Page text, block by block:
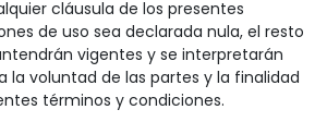
cláusula de los presentes
de uso sea declarada nula, el resto
vigentes y se interpretarán
la voluntad de las partes y la finalidad
términos y condiciones.